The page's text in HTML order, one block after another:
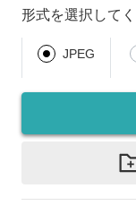
形式を選択して
JPEG